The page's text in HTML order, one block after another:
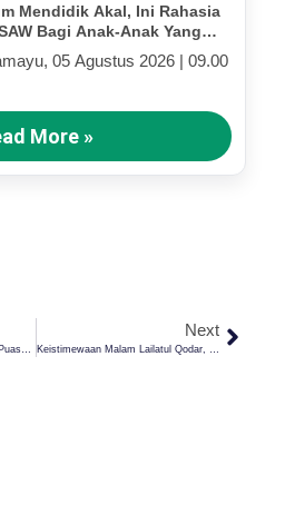
Mendidik Akal, Ini Rahasia
Bagi Anak-Anak Yang
05 Agustus 2026 | 09.00
More »
Next